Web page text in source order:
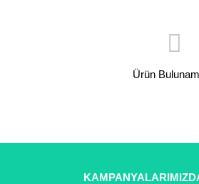
Ürün